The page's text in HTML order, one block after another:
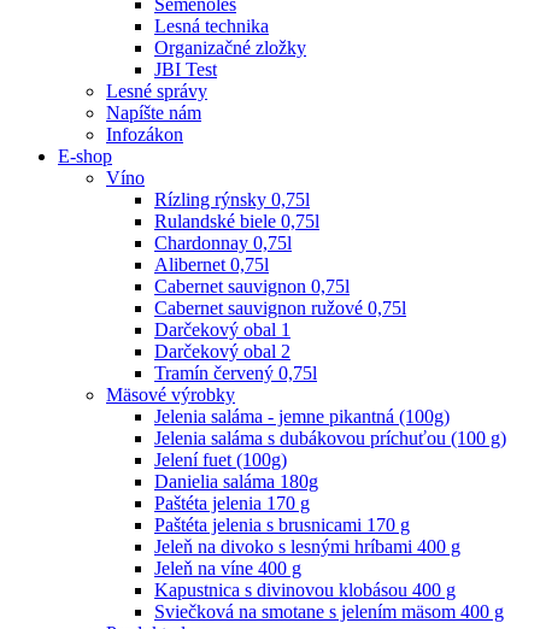
Lesná technika
Organizačné zložky
JBI Test
Lesné správy
Napíšte nám
Infozákon
E-shop
Víno
Rízling rýnsky 0,75l
Rulandské biele 0,75l
Chardonnay 0,75l
Alibernet 0,75l
Cabernet sauvignon 0,75l
Cabernet sauvignon ružové 0,75l
Darčekový obal 1
Darčekový obal 2
Tramín červený 0,75l
Mäsové výrobky
Jelenia saláma - jemne pikantná (100g)
Jelenia saláma s dubákovou príchuťou (100 g)
Jelení fuet (100g)
Danielia saláma 180g
Paštéta jelenia 170 g
Paštéta jelenia s brusnicami 170 g
Jeleň na divoko s lesnými hríbami 400 g
Jeleň na víne 400 g
Kapustnica s divinovou klobásou 400 g
Sviečková na smotane s jelením mäsom 400 g